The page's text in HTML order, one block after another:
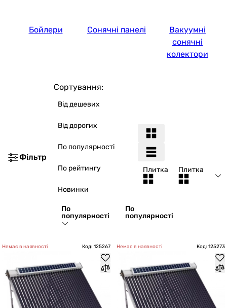
Бойлери Сонячні панелі
Вакуумні
сонячні
колектори
Фільтр
Сортування:
Від дешевих
Від дорогих
По популярності
По рейтингу
Новинки
По
популярності
По
популярності
Плитка Плитка
Немає в наявності Код: 125267 Немає в наявності Код: 125273